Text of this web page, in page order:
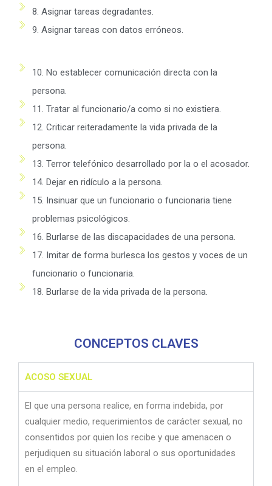
8. Asignar tareas degradantes.
9. Asignar tareas con datos erróneos.
10. No establecer comunicación directa con la
persona.
11. Tratar al funcionario/a como si no existiera.
12. Criticar reiteradamente la vida privada de la
persona.
13. Terror telefónico desarrollado por la o el acosador.
14. Dejar en ridículo a la persona.
15. Insinuar que un funcionario o funcionaria tiene
problemas psicológicos.
16. Burlarse de las discapacidades de una persona.
17. Imitar de forma burlesca los gestos y voces de un
funcionario o funcionaria.
18. Burlarse de la vida privada de la persona.
CONCEPTOS CLAVES
ACOSO SEXUAL
El que una persona realice, en forma indebida, por
cualquier medio, requerimientos de carácter sexual, no
consentidos por quien los recibe y que amenacen o
perjudiquen su situación laboral o sus oportunidades
en el empleo.